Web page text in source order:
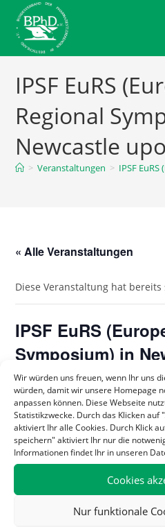
Wir würden uns freuen, wenn Ihr uns
würden, damit wir unsere Homepage
anpassen können. Diese Webseite
Statistikzwecke. Durch das Klicken
aktiviert Ihr alle Cookies. Durch Klick
speichern" aktiviert Ihr nur die
Informationen findet Ihr in unseren
Cookies
Nur funktionale
Inhalt
springen
IPSF EuRS
Regional
Newcastle
> Veranstaltungen > IPSF
« Alle Veranstaltungen
Diese Veranstaltung hat
IPSF EuRS
Symposium) in
Tyne, UK
21. Juli 2025-25. Juli 2025
ausland@bphd.de
Zum